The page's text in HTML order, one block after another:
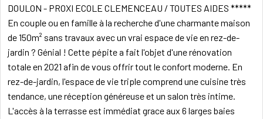
DOULON - PROXI ECOLE CLEMENCEAU / TOUTES AIDES *****
En couple ou en famille à la recherche d'une charmante maison
de 150m² sans travaux avec un vrai espace de vie en rez-de-
jardin ? Génial ! Cette pépite a fait l'objet d'une rénovation
totale en 2021 afin de vous offrir tout le confort moderne. En
rez-de-jardin, l'espace de vie triple comprend une cuisine très
tendance, une réception généreuse et un salon très intime.
L'accès à la terrasse est immédiat grace aux 6 larges baies